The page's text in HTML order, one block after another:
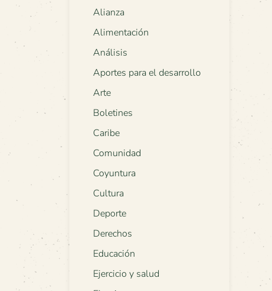
Alianza
Alimentación
Análisis
Aportes para el desarrollo
Arte
Boletines
Caribe
Comunidad
Coyuntura
Cultura
Deporte
Derechos
Educación
Ejercicio y salud